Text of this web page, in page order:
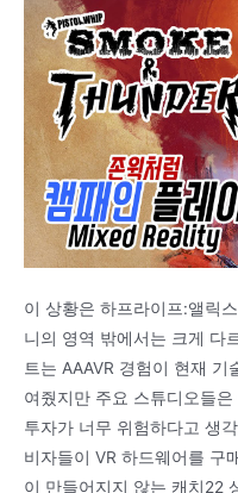
이 상황은 하프라이프:앨릭
니의 영역 밖에서는 크게 다
트는 AAAVR 경험이 현재
여줬지만 주요 스튜디오들
투자가 너무 위험하다고 생
비자들이 VR 하드웨어를 구
이 만들어지지 않는 캐치22